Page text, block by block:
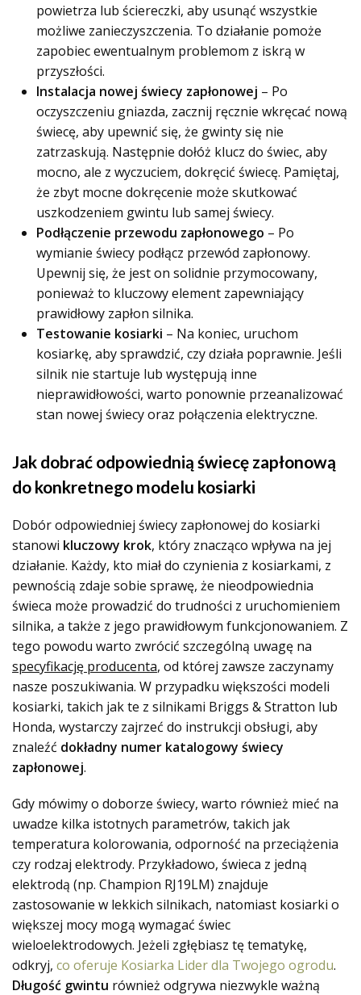
powietrza lub ściereczki, aby usunąć wszystkie
możliwe zanieczyszczenia. To działanie pomoże
zapobiec ewentualnym problemom z iskrą w
przyszłości.
Instalacja nowej świecy zapłonowej – Po
oczyszczeniu gniazda, zacznij ręcznie wkręcać nową
świecę, aby upewnić się, że gwinty się nie
zatrzaskują. Następnie dołóż klucz do świec, aby
mocno, ale z wyczuciem, dokręcić świecę. Pamiętaj,
że zbyt mocne dokręcenie może skutkować
uszkodzeniem gwintu lub samej świecy.
Podłączenie przewodu zapłonowego – Po
wymianie świecy podłącz przewód zapłonowy.
Upewnij się, że jest on solidnie przymocowany,
ponieważ to kluczowy element zapewniający
prawidłowy zapłon silnika.
Testowanie kosiarki – Na koniec, uruchom
kosiarkę, aby sprawdzić, czy działa poprawnie. Jeśli
silnik nie startuje lub występują inne
nieprawidłowości, warto ponownie przeanalizować
stan nowej świecy oraz połączenia elektryczne.
Jak dobrać odpowiednią świecę zapłonową
do konkretnego modelu kosiarki
Dobór odpowiedniej świecy zapłonowej do kosiarki
stanowi kluczowy krok, który znacząco wpływa na jej
działanie. Każdy, kto miał do czynienia z kosiarkami, z
pewnością zdaje sobie sprawę, że nieodpowiednia
świeca może prowadzić do trudności z uruchomieniem
silnika, a także z jego prawidłowym funkcjonowaniem. Z
tego powodu warto zwrócić szczególną uwagę na
specyfikację producenta, od której zawsze zaczynamy
nasze poszukiwania. W przypadku większości modeli
kosiarki, takich jak te z silnikami Briggs & Stratton lub
Honda, wystarczy zajrzeć do instrukcji obsługi, aby
znaleźć dokładny numer katalogowy świecy
zapłonowej.
Gdy mówimy o doborze świecy, warto również mieć na
uwadze kilka istotnych parametrów, takich jak
temperatura kolorowania, odporność na przeciążenia
czy rodzaj elektrody. Przykładowo, świeca z jedną
elektrodą (np. Champion RJ19LM) znajduje
zastosowanie w lekkich silnikach, natomiast kosiarki o
większej mocy mogą wymagać świec
wieloelektrodowych. Jeżeli zgłębiasz tę tematykę,
odkryj, co oferuje Kosiarka Lider dla Twojego ogrodu.
Długość gwintu również odgrywa niezwykle ważną